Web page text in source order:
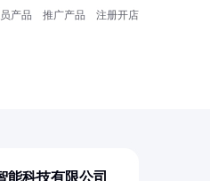
产品 推广产品 注册开店
能科技有限公司